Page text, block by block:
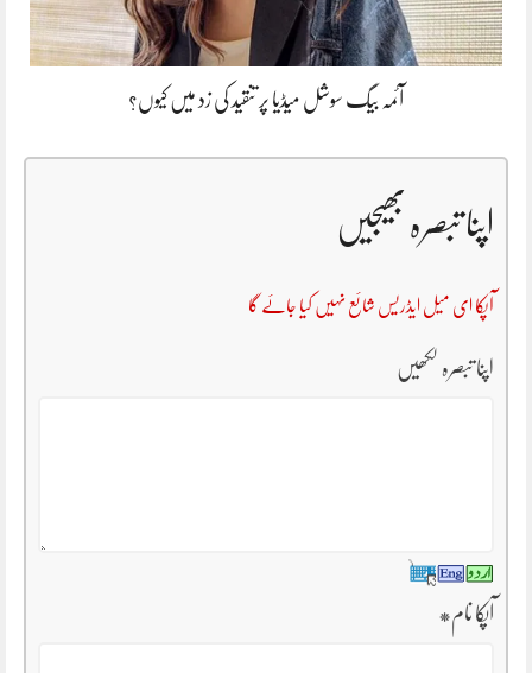
آئمہ بیگ سوشل میڈیا پر تنقید کی زد میں کیوں؟
اپنا تبصرہ بھیجیں
آپکا ای میل ایڈریس شائع نہیں کیا جائے گا
اپنا تبصرہ لکھیں
آپکا نام*